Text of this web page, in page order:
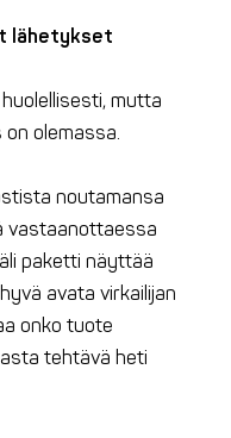
lähetykset
mutta
olemassa.
noutamansa
vastaanottaessa
paketti näyttää
avata virkailijan
onko tuote
tehtävä heti